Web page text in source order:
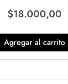
$18.000,00
Agregar al carrito